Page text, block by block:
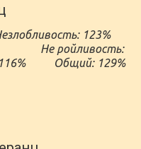
123%
Не ройливость:
Общий: 129%